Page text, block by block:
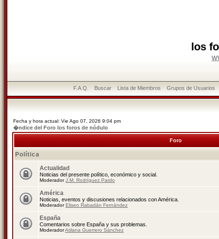
los
F.A.Q. Buscar Lista de Miembros Grupos de Usuarios
Fecha y hora actual: Vie Ago 07, 2026 9:04 pm
�ndice del Foro los foros de nódulo
Foro
Política
Actualidad
Noticias del presente político, económico y social.
ModeradorJ.M. Rodríguez Pardo
América
Noticias, eventos y discusiones relacionados con América.
ModeradorEliseo Rabadán Fernández
España
Comentarios sobre España y sus problemas.
ModeradorAtilana Guerrero Sánchez